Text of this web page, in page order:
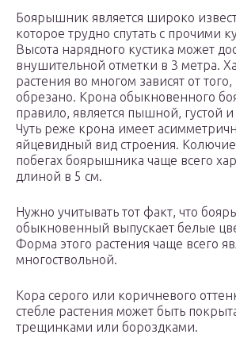
Боярышник является широко
которое трудно спутать с прочими
Высота нарядного кустика может
внушительной отметки в 3 метра.
растения во многом зависят от
обрезано. Крона обыкновенного
правило, является пышной, густой
Чуть реже крона имеет
яйцевидный вид строения. Колючие
побегах боярышника чаще всего
длиной в 5 см.
Нужно учитывать тот факт, что
обыкновенный выпускает белые
Форма этого растения чаще всего
многоствольной.
Кора серого или коричневого
стебле растения может быть
трещинками или бороздками.